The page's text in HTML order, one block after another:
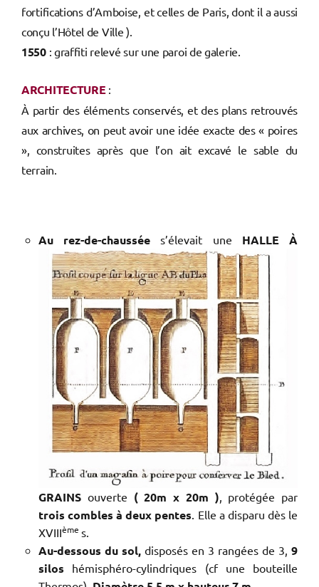
fortifications d’Amboise, et celles de Paris, dont il a aussi
conçu l’Hôtel de Ville ).
1550: graffiti relevé sur une paroi de galerie.
ARCHITECTURE:
À partir des éléments conservés, et des plans retrouvés
aux archives, on peut avoir une idée exacte des « poires
», construites après que l’on ait excavé le sable du
terrain.
Au rez-de-chaussée s’élevait une HALLE À
GRAINS ouverte ( 20m x 20m ) , protégée par
trois combles à deux pentes . Elle a disparu dès le
XVIIIème s.
Au-dessous du sol, disposés en 3 rangées de 3, 9
silos hémisphéro-cylindriques (cf une bouteille